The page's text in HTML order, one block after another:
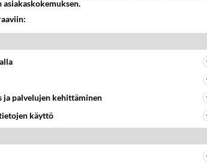
936
691
ja palvelujen kehittäminen
käyttö